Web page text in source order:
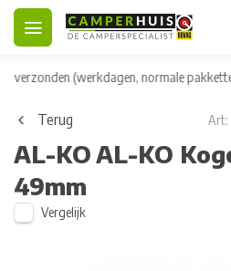
verzonden (werkdagen, normale
Terug Art:
AL-KOAL-KO
49mm
Vergelijk